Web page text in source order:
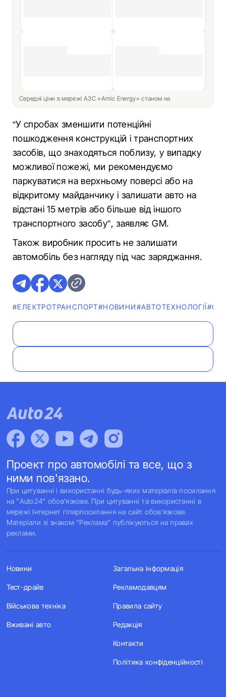
Середні ціни в мережі АЗС «Amic Energy» станом на
“У спробах зменшити потенційні
пошкодження конструкцій і транспортних
засобів, що знаходяться поблизу, у випадку
можливої ​​пожежі, ми рекомендуємо
паркуватися на верхньому поверсі або на
відкритому майданчику і залишати авто на
відстані 15 метрів або більше від іншого
транспортного засобу”, заявляє GM.
Також виробник просить не залишати
автомобіль без нагляду під час заряджання.
#ЕЛЕКТРОТРАНСПОРТ#НОВИНИ#АВТОТЕХНОЛОГІЇ
Проект про автомобілі та все, що з
ними пов'язано.
При цитуванні і використанні будь-яких матеріалів посилання
на "Auto24" обов'язкове. При цитуванні та використанні в
мережі Інтернет гіперпосилання на сайт обов'язкове.
Матеріали зі знаком "Реклама" публікуються на правах
реклами.
Новини
Тест-драйв
Військова техніка
Вживані авто
Загальна інформація
Рекламодавцям
Правила сайту
Редакція
Контакти
Політика конфіденційності